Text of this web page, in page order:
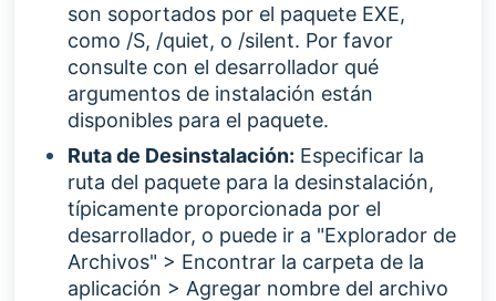
son soportados por el paquete EXE,
como /S, /quiet, o /silent. Por favor
consulte con el desarrollador qué
argumentos de instalación están
disponibles para el paquete.
Ruta de Desinstalación: Especificar la
ruta del paquete para la desinstalación,
típicamente proporcionada por el
desarrollador, o puede ir a "Explorador de
Archivos" > Encontrar la carpeta de la
aplicación > Agregar nombre del archivo